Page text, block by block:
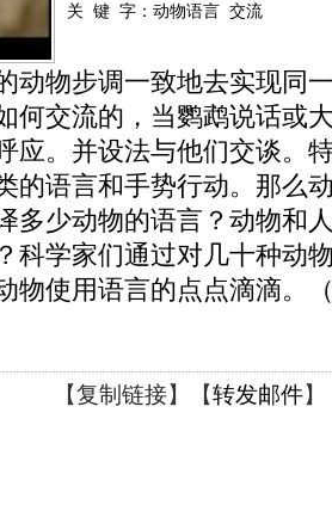
关 键 字： 动物语言 交流
动物步调一致地去实现同
何交流的，当鹦鹉说话或
应。并设法与他们交谈。
的语言和手势行动。那么
多少动物的语言？动物和
科学家们通过对几十种动
物使用语言的点点滴滴。
【复制链接】【转发邮件】